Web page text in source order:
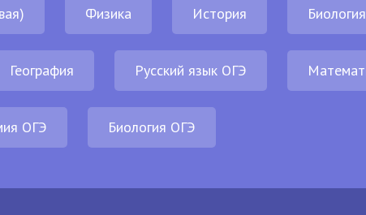
Физика История Биология
География Русский язык ОГЭ
ОГЭ Биология ОГЭ